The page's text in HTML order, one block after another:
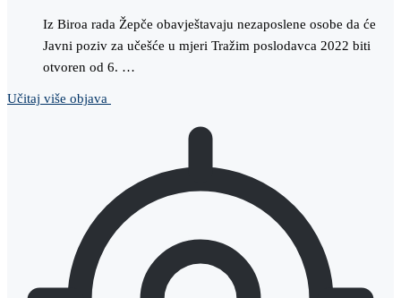
Iz Biroa rada Žepče obavještavaju nezaposlene osobe da će
Javni poziv za učešće u mjeri Tražim poslodavca 2022 biti
otvoren od 6. …
Učitaj više objava